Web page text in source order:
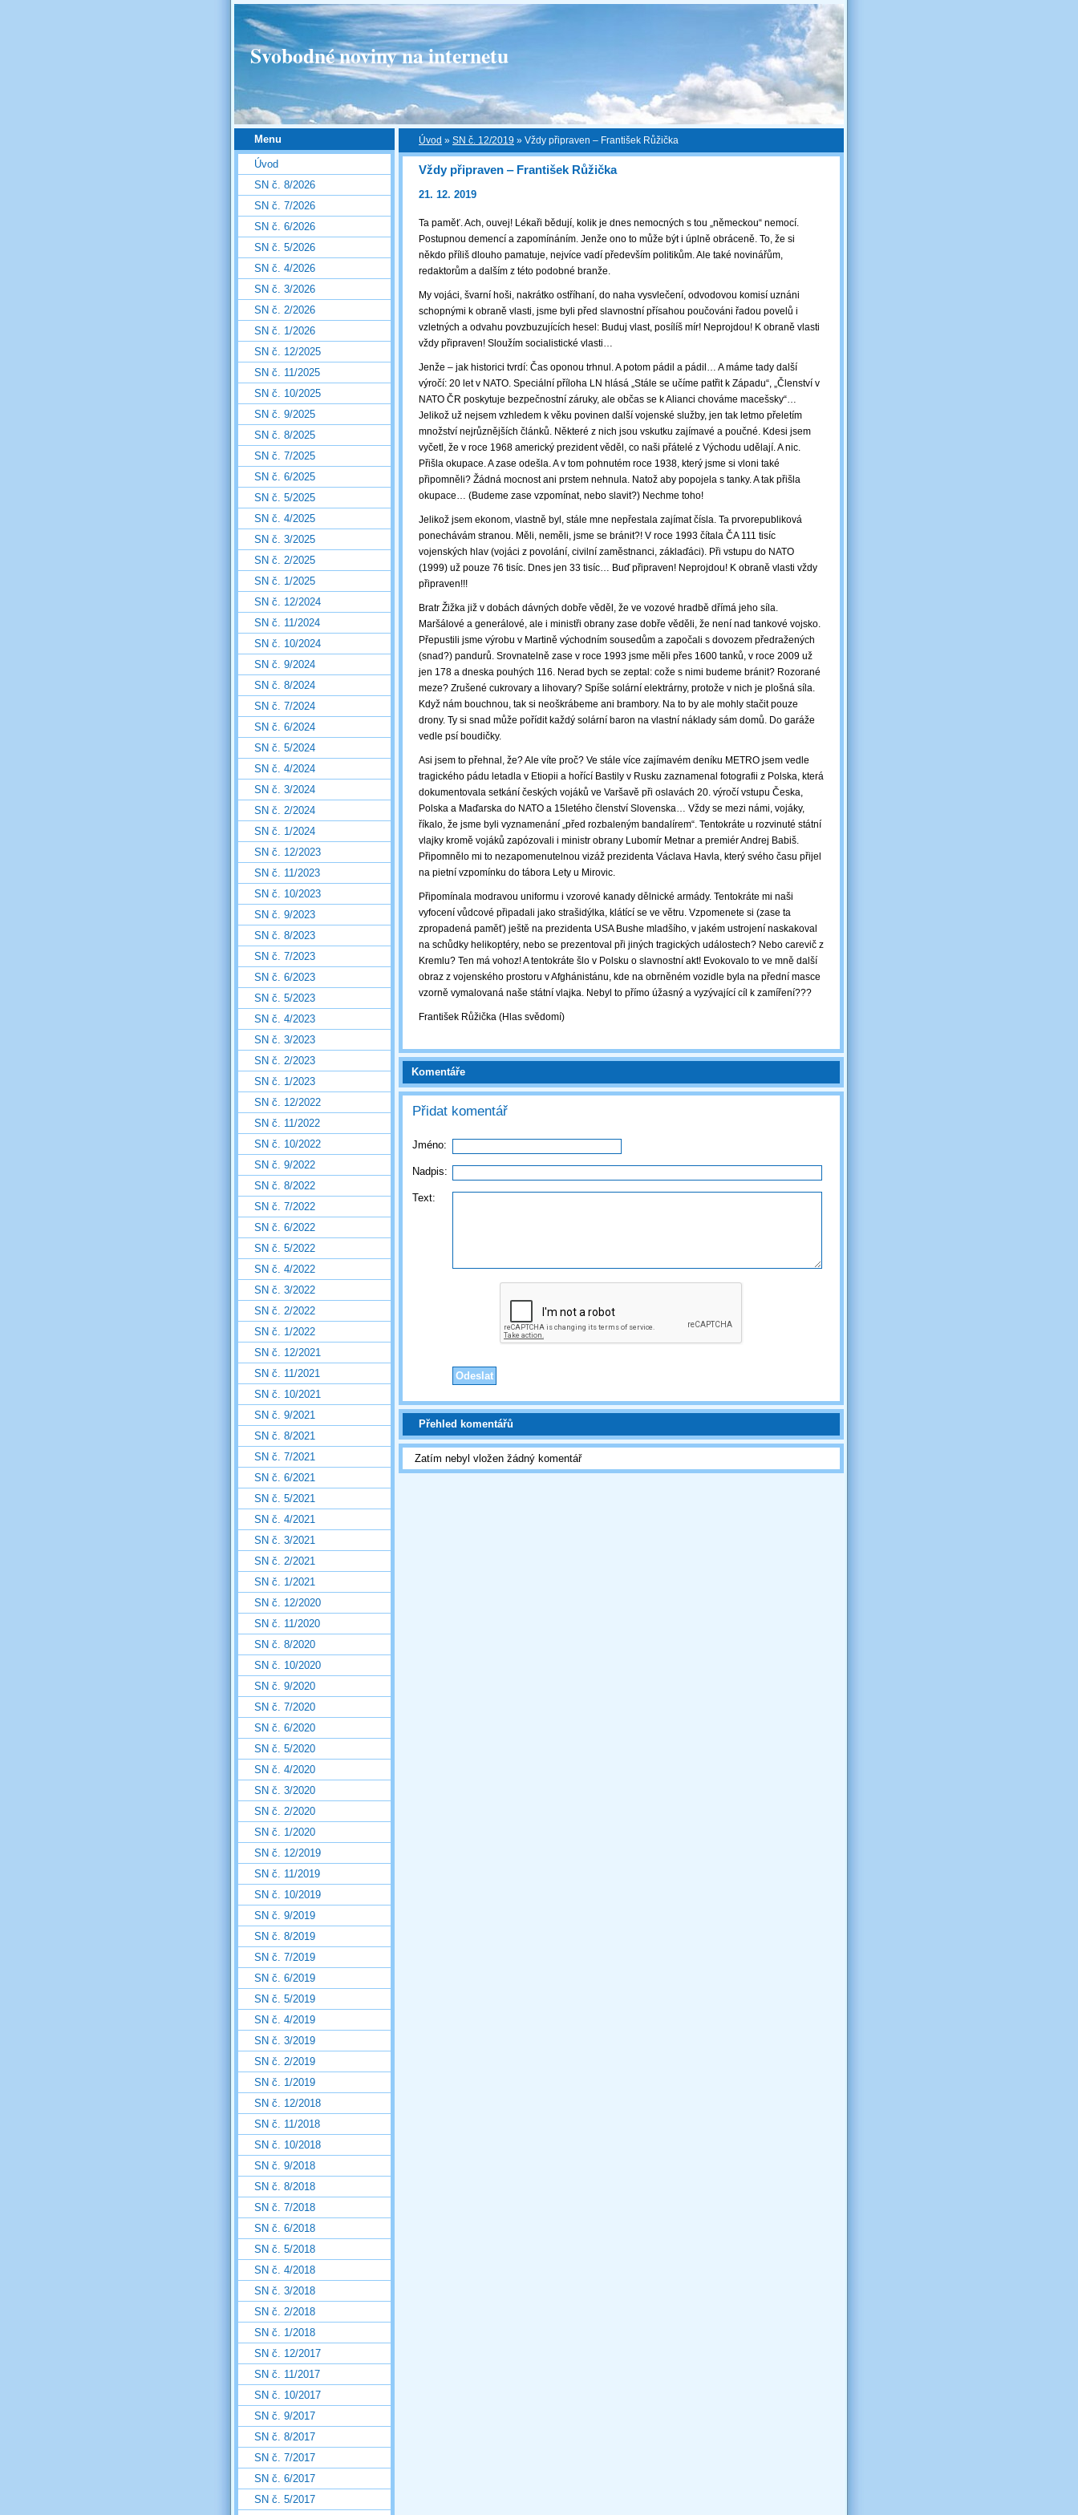
Svobodné noviny na internetu
Úvod » SN č. 12/2019 » Vždy připraven ‒ František Růžička
Vždy připraven ‒ František Růžička
21. 12. 2019
Ta paměť. Ach, ouvej! Lékaři bědují, kolik je dnes nemocných s tou „německou“ nemocí.
Postupnou demencí a zapomínáním. Jenže ono to může být i úplně obráceně. To, že si
někdo příliš dlouho pamatuje, nejvíce vadí především politikům. Ale také novinářům,
redaktorům a dalším z této podobné branže.
My vojáci, švarní hoši, nakrátko ostříhaní, do naha vysvlečení, odvodovou komisí uznáni
schopnými k obraně vlasti, jsme byli před slavnostní přísahou poučováni řadou povelů i
vzletných a odvahu povzbuzujících hesel: Buduj vlast, posílíš mír! Neprojdou! K obraně vlasti
vždy připraven! Sloužím socialistické vlasti…
Jenže ‒ jak historici tvrdí: Čas oponou trhnul. A potom pádil a pádil… A máme tady další
výročí: 20 let v NATO. Speciální příloha LN hlásá „Stále se učíme patřit k Západu“, „Členství v
NATO ČR poskytuje bezpečnostní záruky, ale občas se k Alianci chováme macešsky“…
Jelikož už nejsem vzhledem k věku povinen další vojenské služby, jen tak letmo přeletím
množství nejrůznějších článků. Některé z nich jsou vskutku zajímavé a poučné. Kdesi jsem
vyčetl, že v roce 1968 americký prezident věděl, co naši přátelé z Východu udělají. A nic.
Přišla okupace. A zase odešla. A v tom pohnutém roce 1938, který jsme si vloni také
připomněli? Žádná mocnost ani prstem nehnula. Natož aby popojela s tanky. A tak přišla
okupace… (Budeme zase vzpomínat, nebo slavit?) Nechme toho!
Jelikož jsem ekonom, vlastně byl, stále mne nepřestala zajímat čísla. Ta prvorepubliková
ponechávám stranou. Měli, neměli, jsme se bránit?! V roce 1993 čítala ČA 111 tisíc
vojenských hlav (vojáci z povolání, civilní zaměstnanci, záklaďáci). Při vstupu do NATO
(1999) už pouze 76 tisíc. Dnes jen 33 tisíc… Buď připraven! Neprojdou! K obraně vlasti vždy
připraven!!!
Bratr Žižka již v dobách dávných dobře věděl, že ve vozové hradbě dřímá jeho síla.
Maršálové a generálové, ale i ministři obrany zase dobře věděli, že není nad tankové vojsko.
Přepustili jsme výrobu v Martině východním sousedům a započali s dovozem předražených
(snad?) pandurů. Srovnatelně zase v roce 1993 jsme měli přes 1600 tanků, v roce 2009 už
jen 178 a dneska pouhých 116. Nerad bych se zeptal: cože s nimi budeme bránit? Rozorané
meze? Zrušené cukrovary a lihovary? Spíše solární elektrárny, protože v nich je plošná síla.
Když nám bouchnou, tak si neoškrábeme ani brambory. Na to by ale mohly stačit pouze
drony. Ty si snad může pořídit každý solární baron na vlastní náklady sám domů. Do garáže
vedle psí boudičky.
Asi jsem to přehnal, že? Ale víte proč? Ve stále více zajímavém deníku METRO jsem vedle
tragického pádu letadla v Etiopii a hořící Bastily v Rusku zaznamenal fotografii z Polska, která
dokumentovala setkání českých vojáků ve Varšavě při oslavách 20. výročí vstupu Česka,
Polska a Maďarska do NATO a 15letého členství Slovenska… Vždy se mezi námi, vojáky,
říkalo, že jsme byli vyznamenání „před rozbaleným bandalírem“. Tentokráte u rozvinuté státní
vlajky kromě vojáků zapózovali i ministr obrany Lubomír Metnar a premiér Andrej Babiš.
Připomnělo mi to nezapomenutelnou vizáž prezidenta Václava Havla, který svého času přijel
na pietní vzpomínku do tábora Lety u Mirovic.
Připomínala modravou uniformu i vzorové kanady dělnické armády. Tentokráte mi naši
vyfocení vůdcové připadali jako strašidýlka, klátící se ve větru. Vzpomenete si (zase ta
zpropadená paměť) ještě na prezidenta USA Bushe mladšího, v jakém ustrojení naskakoval
na schůdky helikoptéry, nebo se prezentoval při jiných tragických událostech? Nebo carevič z
Kremlu? Ten má vohoz! A tentokráte šlo v Polsku o slavnostní akt! Evokovalo to ve mně další
obraz z vojenského prostoru v Afghánistánu, kde na obrněném vozidle byla na přední masce
vzorně vymalovaná naše státní vlajka. Nebyl to přímo úžasný a vyzývající cíl k zamíření???
František Růžička (Hlas svědomí)
Komentáře
Přidat komentář
Jméno:
Nadpis:
Text:
Přehled komentářů
Zatím nebyl vložen žádný komentář
Menu
Úvod
SN č. 8/2026
SN č. 7/2026
SN č. 6/2026
SN č. 5/2026
SN č. 4/2026
SN č. 3/2026
SN č. 2/2026
SN č. 1/2026
SN č. 12/2025
SN č. 11/2025
SN č. 10/2025
SN č. 9/2025
SN č. 8/2025
SN č. 7/2025
SN č. 6/2025
SN č. 5/2025
SN č. 4/2025
SN č. 3/2025
SN č. 2/2025
SN č. 1/2025
SN č. 12/2024
SN č. 11/2024
SN č. 10/2024
SN č. 9/2024
SN č. 8/2024
SN č. 7/2024
SN č. 6/2024
SN č. 5/2024
SN č. 4/2024
SN č. 3/2024
SN č. 2/2024
SN č. 1/2024
SN č. 12/2023
SN č. 11/2023
SN č. 10/2023
SN č. 9/2023
SN č. 8/2023
SN č. 7/2023
SN č. 6/2023
SN č. 5/2023
SN č. 4/2023
SN č. 3/2023
SN č. 2/2023
SN č. 1/2023
SN č. 12/2022
SN č. 11/2022
SN č. 10/2022
SN č. 9/2022
SN č. 8/2022
SN č. 7/2022
SN č. 6/2022
SN č. 5/2022
SN č. 4/2022
SN č. 3/2022
SN č. 2/2022
SN č. 1/2022
SN č. 12/2021
SN č. 11/2021
SN č. 10/2021
SN č. 9/2021
SN č. 8/2021
SN č. 7/2021
SN č. 6/2021
SN č. 5/2021
SN č. 4/2021
SN č. 3/2021
SN č. 2/2021
SN č. 1/2021
SN č. 12/2020
SN č. 11/2020
SN č. 8/2020
SN č. 10/2020
SN č. 9/2020
SN č. 7/2020
SN č. 6/2020
SN č. 5/2020
SN č. 4/2020
SN č. 3/2020
SN č. 2/2020
SN č. 1/2020
SN č. 12/2019
SN č. 11/2019
SN č. 10/2019
SN č. 9/2019
SN č. 8/2019
SN č. 7/2019
SN č. 6/2019
SN č. 5/2019
SN č. 4/2019
SN č. 3/2019
SN č. 2/2019
SN č. 1/2019
SN č. 12/2018
SN č. 11/2018
SN č. 10/2018
SN č. 9/2018
SN č. 8/2018
SN č. 7/2018
SN č. 6/2018
SN č. 5/2018
SN č. 4/2018
SN č. 3/2018
SN č. 2/2018
SN č. 1/2018
SN č. 12/2017
SN č. 11/2017
SN č. 10/2017
SN č. 9/2017
SN č. 8/2017
SN č. 7/2017
SN č. 6/2017
SN č. 5/2017